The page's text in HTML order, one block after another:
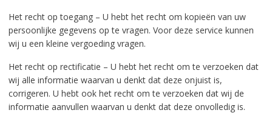
Het recht op toegang – U hebt het recht om kopieën van uw
persoonlijke gegevens op te vragen. Voor deze service kunnen
wij u een kleine vergoeding vragen.
Het recht op rectificatie – U hebt het recht om te verzoeken dat
wij alle informatie waarvan u denkt dat deze onjuist is,
corrigeren. U hebt ook het recht om te verzoeken dat wij de
informatie aanvullen waarvan u denkt dat deze onvolledig is.